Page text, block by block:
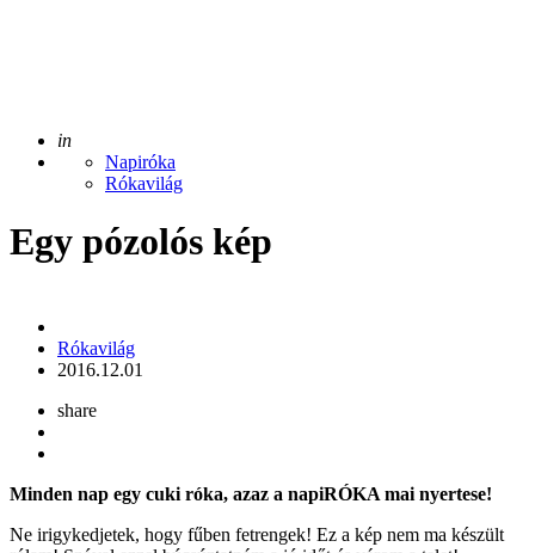
Posted
in
Napiróka
Rókavilág
Egy pózolós kép
Posted
by
Rókavilág
2016.12.01
share
Minden nap egy cuki róka, azaz a napiRÓKA mai nyertese!
Ne irigykedjetek, hogy fűben fetrengek! Ez a kép nem ma készült